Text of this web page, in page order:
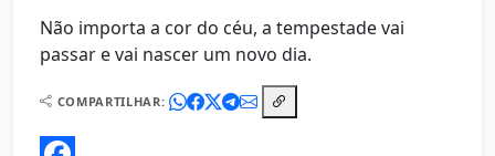
Não importa a cor do céu, a tempestade vai
passar e vai nascer um novo dia.
COMPARTILHAR: